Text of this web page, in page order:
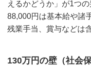
えるかどうか」が1つ
88,000円は基本給や諸
残業手当、賞与などは
130万円の壁（社会保